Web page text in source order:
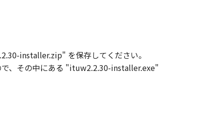
installer.zip" を保存してください。
、その中にある "ituw2.2.30-installer.exe"